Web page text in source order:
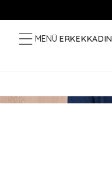
MENÜ ERKEKKADIN